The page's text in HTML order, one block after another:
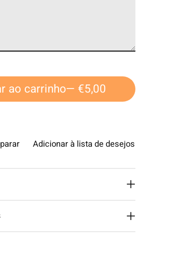
ao carrinho
— €5,00
Adicionar à lista de desejos